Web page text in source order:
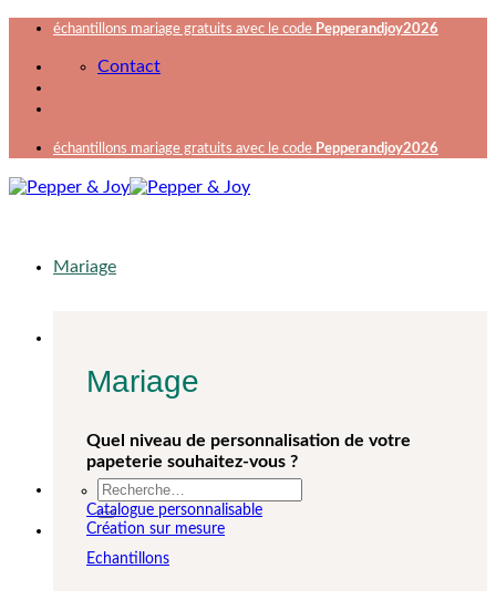
Passer
contenu
échantillons mariage gratuits avec le code Pepperandjoy2026
Contact
échantillons mariage gratuits avec le code Pepperandjoy2026
Recherche
pour :
Mariage
Mariage
Quel niveau de personnalisation de votre
papeterie souhaitez-vous ?
Catalogue personnalisable
Création sur mesure
Echantillons